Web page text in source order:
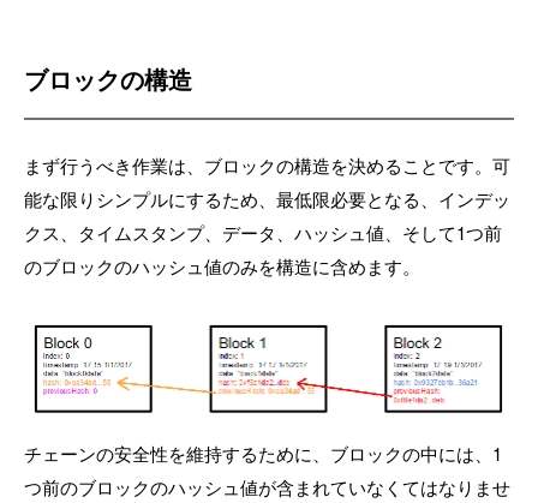
ブロックの構造
まず行うべき作業は、ブロックの構造を決めることです。可
能な限りシンプルにするため、最低限必要となる、インデッ
クス、タイムスタンプ、データ、ハッシュ値、そして1つ前
のブロックのハッシュ値のみを構造に含めます。
チェーンの安全性を維持するために、ブロックの中には、1
つ前のブロックのハッシュ値が含まれていなくてはなりませ